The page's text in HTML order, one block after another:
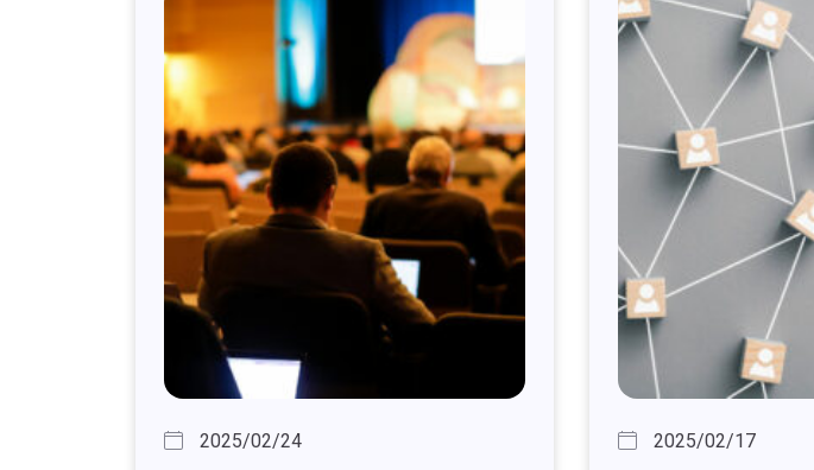
2025/02/24 2025/02/17